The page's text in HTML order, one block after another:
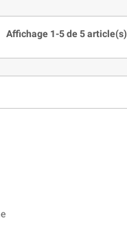
Affichage 1-5 de 5 article(s)